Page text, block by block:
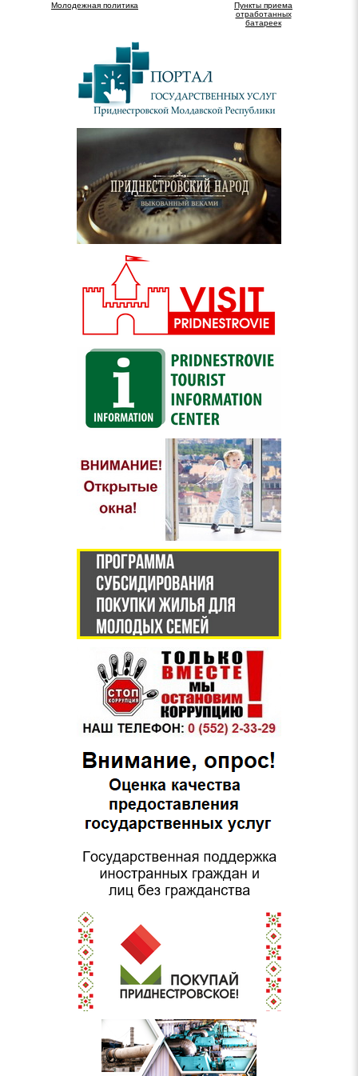
Молодежная политика
Пункты приема
отработанных
батареек